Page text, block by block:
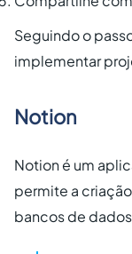
Seguindo o
implementar
Notion
Notion é um
permite a
bancos de